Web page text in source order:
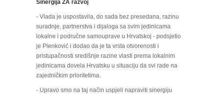
Sinergija ZA razvoj
- Vlada je uspostavila, do sada bez presedana, razinu
suradnje, partnerstva i dijaloga sa svim jedinicama
lokalne i područne samouprave u Hrvatskoj - podsjetio
je Plenković i dodao da je ta vrsta otvorenosti i
pristupačnosti središnje razine vlasti prema lokalnim
jedinicama dovela Hrvatsku u situaciju da svi rade na
zajedničkim prioritetima.
- Upravo smo na taj način uspjeli napraviti sinergiju